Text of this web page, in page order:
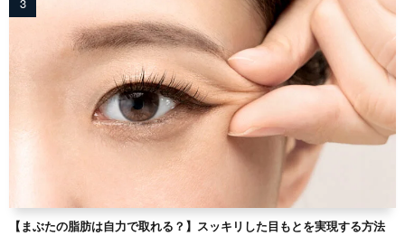
【まぶたの脂肪は自力で取れる？】スッキリした目もとを実現する方法